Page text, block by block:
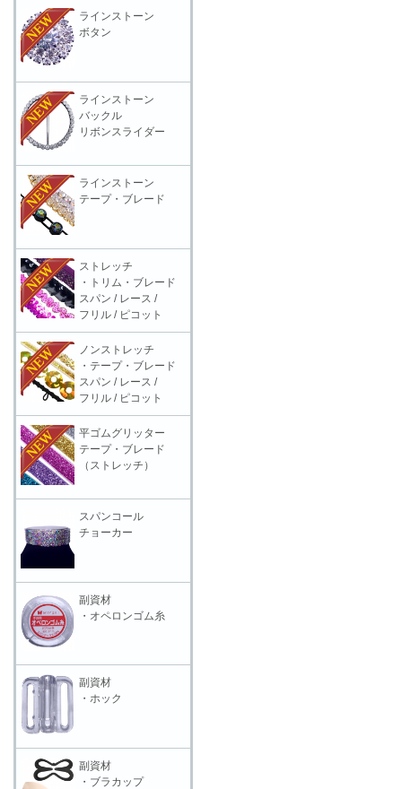
ラインストーン
ボタン
ラインストーン
バックル
リボンスライダー
ラインストーン
テープ・ブレード
ストレッチ
・トリム・ブレード
スパン / レース /
フリル / ピコット
ノンストレッチ
・テープ・ブレード
スパン / レース /
フリル / ピコット
平ゴムグリッター
テープ・ブレード
（ストレッチ）
スパンコール
チョーカー
副資材
・オペロンゴム糸
副資材
・ホック
副資材
・ブラカップ